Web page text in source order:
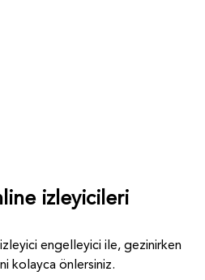
izleyicileri
engelleyici ile, gezinirken
kolayca önlersiniz.